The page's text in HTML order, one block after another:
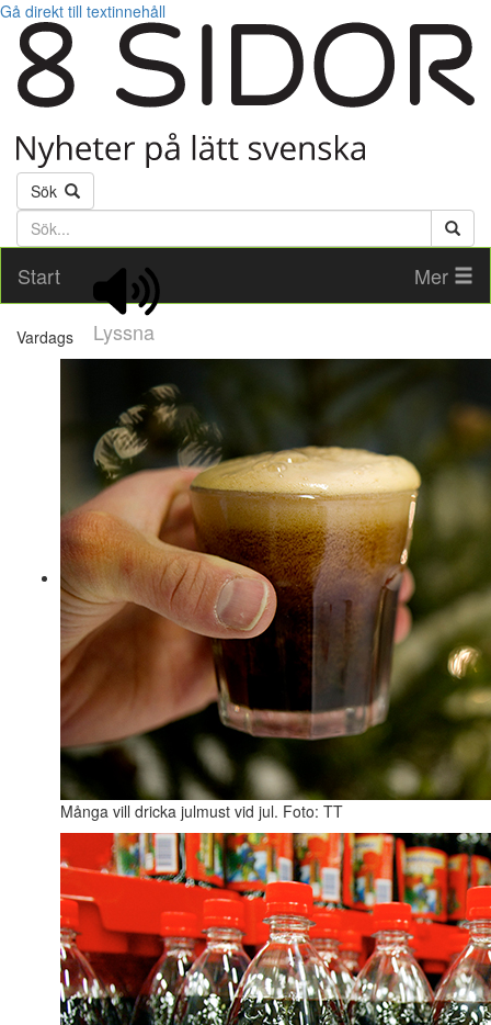
Gå direkt till textinnehåll
Sök
Söktext
Start
Lyssna
Mer
Vardags
Många vill dricka julmust vid jul. Foto: TT